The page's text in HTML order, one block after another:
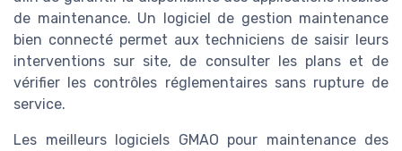
de maintenance. Un logiciel de gestion maintenance
bien connecté permet aux techniciens de saisir leurs
interventions sur site, de consulter les plans et de
vérifier les contrôles réglementaires sans rupture de
service.
Les meilleurs logiciels GMAO pour maintenance des